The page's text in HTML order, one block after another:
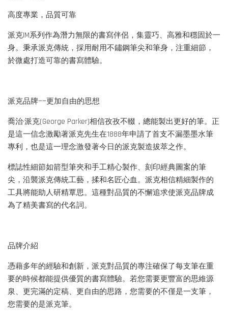
高度專業，品質可靠
派克IM系列作為潛力無限的書寫伴侶，集靈巧、高雅和穩固於一
身。秉承派克傳統，採用耐用不鏽鋼筆尖和筆身，注重細節，
於微處打造可靠的書寫體驗。
派克品牌——更加自由的思想
喬治·派克(George Parker)相信孜孜不輟，總能製出更好的筆。正
是這一信念激勵著派克先生在1888年申請了首支不漏墨墨水筆
專利，也是這一理念激發著今日的派克製造拔萃之作。
標誌性細節如箭型筆夾和手工精心製作、刻印經典圖案的筆
尖，沿襲派克傳統工藝，揉和名匠心血。派克相信精細製作的
工具將能助人研精覃思。這種對品質的不懈追求使派克品牌成
為了精美書寫的代名詞。
品牌介紹
憑藉多年的經驗和創新，派克對品質的專注確保了每支筆在重
要的時候都能提供優質的書寫體驗。若您需要更豐富的思維源
泉、更完滿的定稿、更自由的思路，您需要的不僅是一支筆，
您需要的是派克筆。